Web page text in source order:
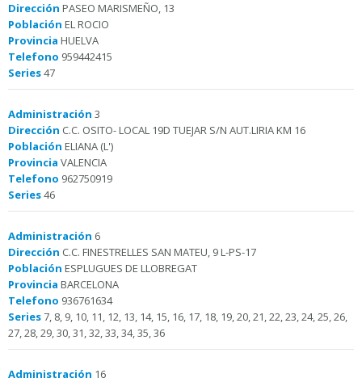
Dirección PASEO MARISMEÑO, 13
Población EL ROCIO
Provincia HUELVA
Telefono 959442415
Series47
Administración 3
Dirección C.C. OSITO- LOCAL 19D TUEJAR S/N AUT.LIRIA KM 16
Población ELIANA (L')
Provincia VALENCIA
Telefono 962750919
Series46
Administración 6
Dirección C.C. FINESTRELLES SAN MATEU, 9 L-PS-17
Población ESPLUGUES DE LLOBREGAT
Provincia BARCELONA
Telefono 936761634
Series7, 8, 9, 10, 11, 12, 13, 14, 15, 16, 17, 18, 19, 20, 21, 22, 23, 24, 25, 26,
27, 28, 29, 30, 31, 32, 33, 34, 35, 36
Administración 16